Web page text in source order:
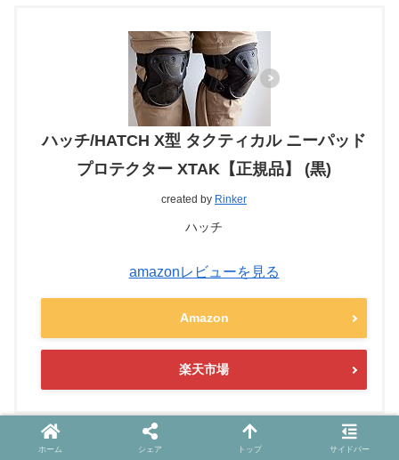
ハッチ/HATCH X型 タクティカル ニーパッド
プロテクター XTAK【正規品】 (黒)
created by Rinker
ハッチ
amazonレビューを見る
Amazon
楽天市場
ド定番。 HATCH X TAK です。何を隠そう 安くて頑丈。筆
ホーム シェア トップ サイドバー